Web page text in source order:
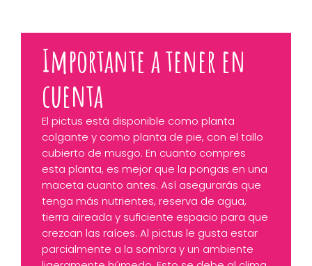
Importante a tener en
cuenta
El pictus está disponible como planta
colgante y como planta de pie, con el tallo
cubierto de musgo. En cuanto compres
esta planta, es mejor que la pongas en una
maceta cuanto antes. Así asegurarás que
tenga más nutrientes, reserva de agua,
tierra aireada y suficiente espacio para que
crezcan las raíces. Al pictus le gusta estar
parcialmente a la sombra y un ambiente